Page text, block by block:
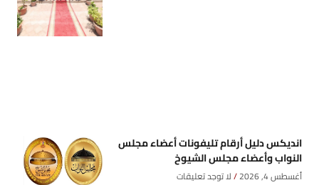
انديكس دليل أرقام تليفونات أعضاء مجلس
النواب وأعضاء مجلس الشيوخ
أغسطس 4, 2026 لا توجد تعليقات